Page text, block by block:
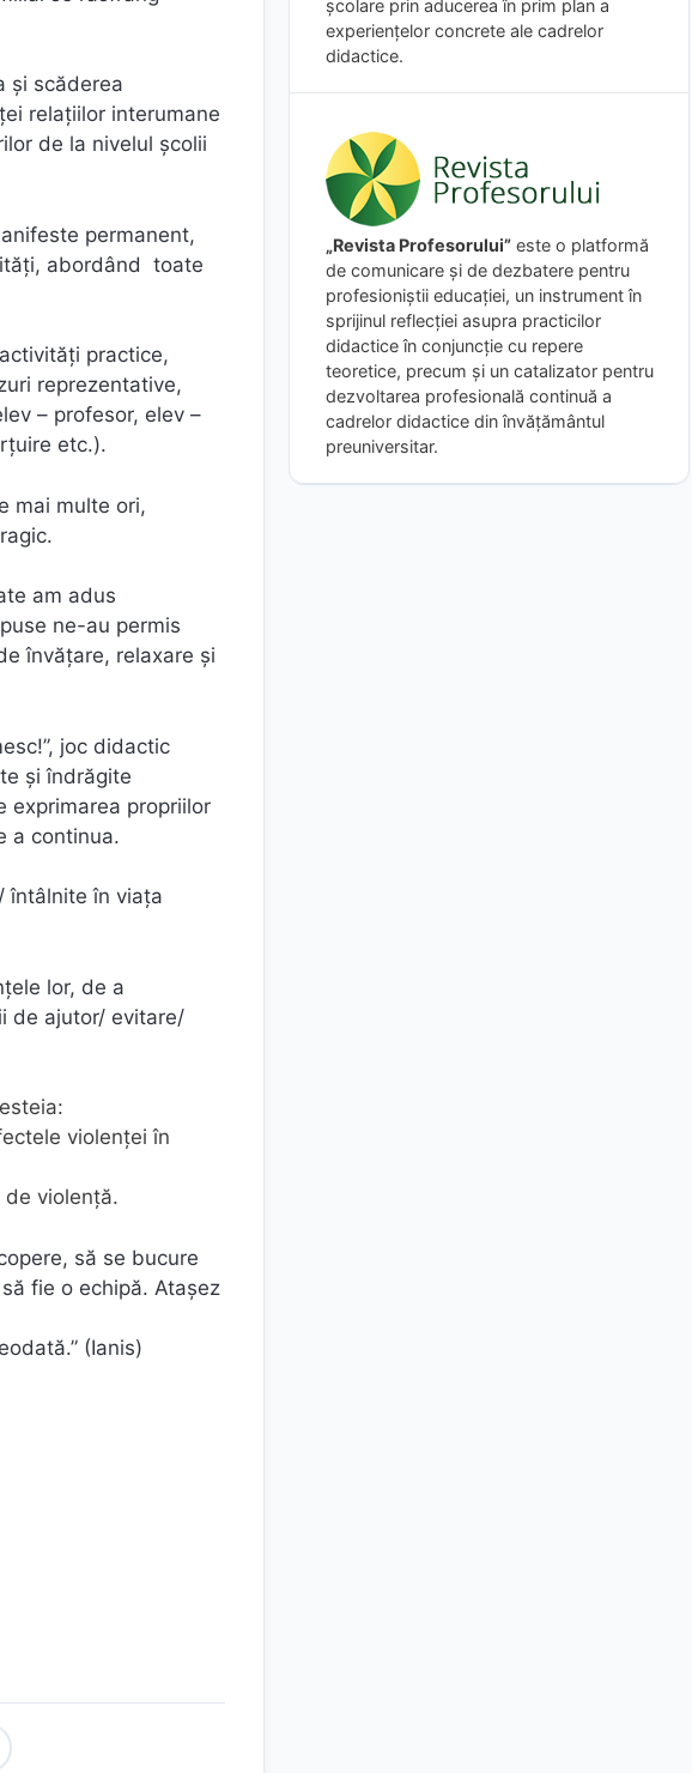
şi scăderea
relaţiilor interumane
de la nivelul şcolii
permanent,
abordând toate
practice,
reprezentative,
– profesor, elev –
etc.).
mai multe ori,
am adus
ne-au permis
învăţare, relaxare şi
joc didactic
şi îndrăgite
exprimarea propriilor
a continua.
întâlnite în viaţa
lor, de a
de ajutor/ evitare/
violenței în
violenţă.
să se bucure
fie o echipă. Atașez
(Ianis)
şcolare prin aducerea în prim plan a
experienţelor concrete ale cadrelor
didactice.
„Revista Profesorului” este o platformă
de comunicare și de dezbatere pentru
profesioniștii educației, un instrument în
sprijinul reflecției asupra practicilor
didactice în conjuncție cu repere
teoretice, precum și un catalizator pentru
dezvoltarea profesională continuă a
cadrelor didactice din învățământul
preuniversitar.